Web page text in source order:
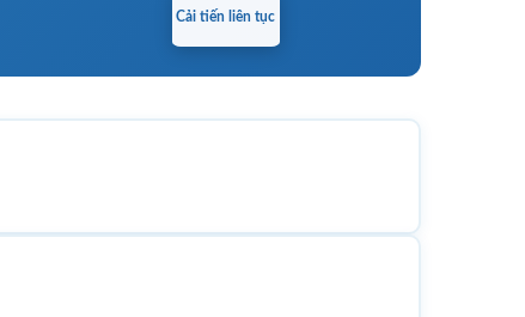
Cải tiến liên tục